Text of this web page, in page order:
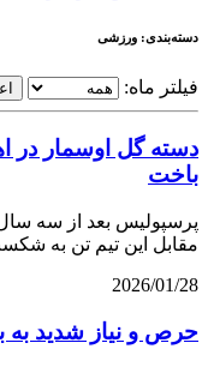
دسته‌بندی: ورزشی
فیلتر ماه:
دسته گل اوسمار در
باخت
پرسپولیس بعد از سه سال
مقابل این تیم تن به
2026/01/28
حرص و نیاز شدید به